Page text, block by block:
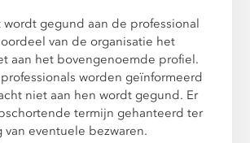
gegund aan de professional
van de organisatie het
aan het bovengenoemde profiel.
worden geïnformeerd
niet aan hen wordt gegund. Er
termijn gehanteerd ter
eventuele bezwaren.